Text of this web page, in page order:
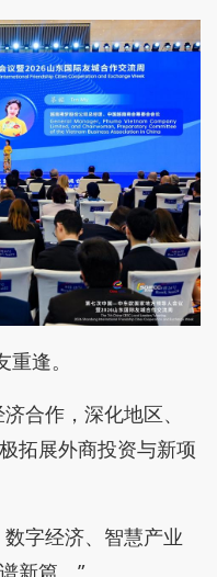
逢。
合作，深化地区、
拓展外商投资与新项
字经济、智慧产业
新篇。”